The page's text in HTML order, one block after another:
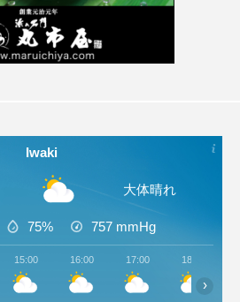
Iwaki
大体晴れ
75% 757 mmHg
15:00 16:00 17:00 18:00
›